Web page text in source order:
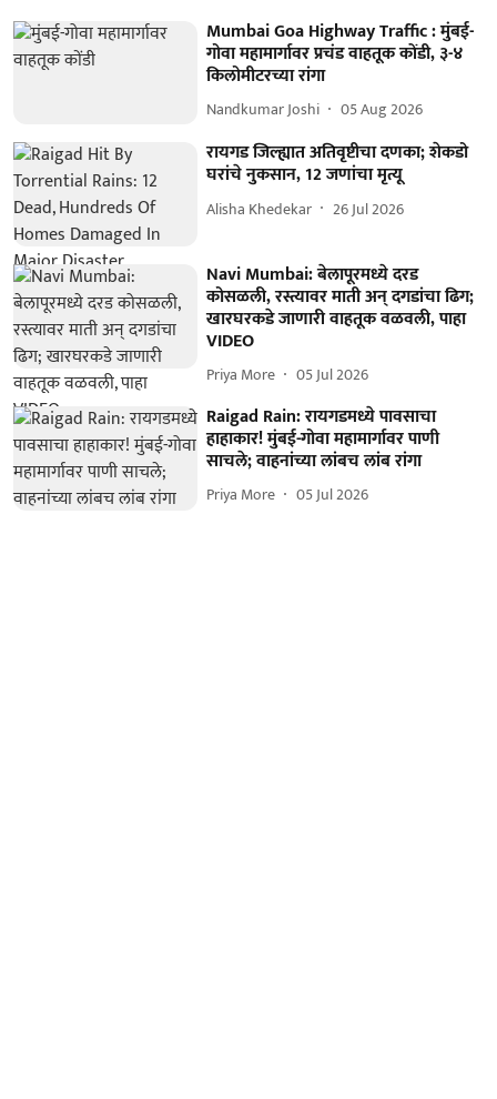
Mumbai Goa Highway Traffic : मुंबई-
गोवा महामार्गावर प्रचंड वाहतूक कोंडी, ३-४
किलोमीटरच्या रांगा
Nandkumar Joshi 05 Aug 2026
रायगड जिल्ह्यात अतिवृष्टीचा दणका; शेकडो
घरांचे नुकसान, 12 जणांचा मृत्यू
Alisha Khedekar 26 Jul 2026
Navi Mumbai: बेलापूरमध्ये दरड
कोसळली, रस्त्यावर माती अन् दगडांचा ढिग;
खारघरकडे जाणारी वाहतूक वळवली, पाहा
VIDEO
Priya More 05 Jul 2026
Raigad Rain: रायगडमध्ये पावसाचा
हाहाकार! मुंबई-गोवा महामार्गावर पाणी
साचले; वाहनांच्या लांबच लांब रांगा
Priya More 05 Jul 2026